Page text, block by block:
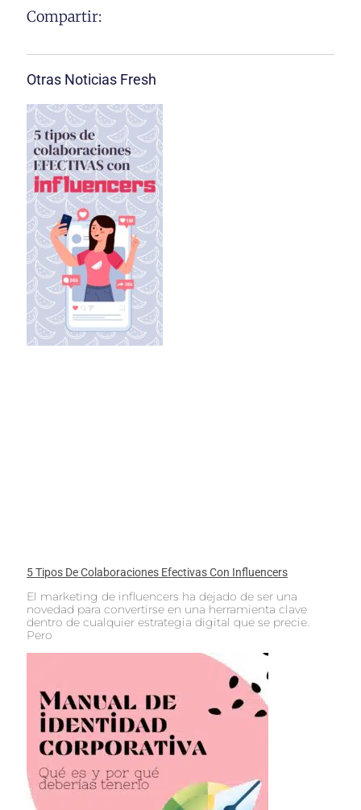
Compartir:
Otras Noticias Fresh
5 Tipos De Colaboraciones Efectivas Con Influencers
El marketing de influencers ha dejado de ser una
novedad para convertirse en una herramienta clave
dentro de cualquier estrategia digital que se precie.
Pero